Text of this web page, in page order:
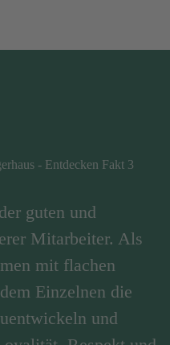
guten und
Mitarbeiter. Als
mit flachen
Einzelnen die
und